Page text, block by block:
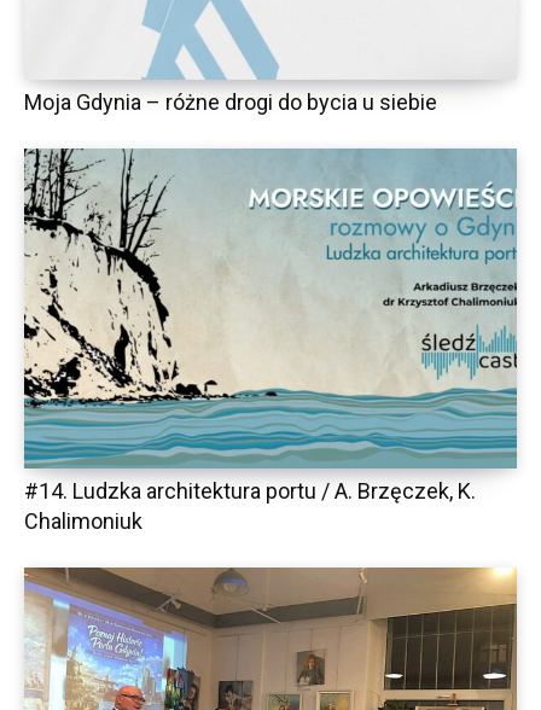
Moja Gdynia – różne drogi do bycia u siebie
#14. Ludzka architektura portu / A. Brzęczek, K.
Chalimoniuk